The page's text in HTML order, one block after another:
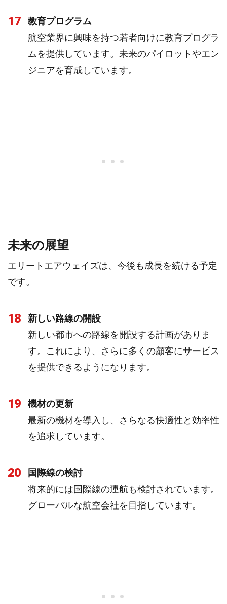
17
教育プログラム
航空業界に興味を持つ若者向けに教育プログラ
ムを提供しています。未来のパイロットやエン
ジニアを育成しています。
未来の展望
エリートエアウェイズは、今後も成長を続ける予定
です。
18
新しい路線の開設
新しい都市への路線を開設する計画がありま
す。これにより、さらに多くの顧客にサービス
を提供できるようになります。
19
機材の更新
最新の機材を導入し、さらなる快適性と効率性
を追求しています。
20
国際線の検討
将来的には国際線の運航も検討されています。
グローバルな航空会社を目指しています。